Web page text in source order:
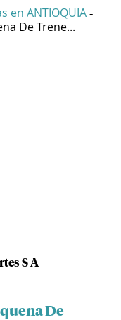
en ANTIOQUIA -
De Trene...
S A
De